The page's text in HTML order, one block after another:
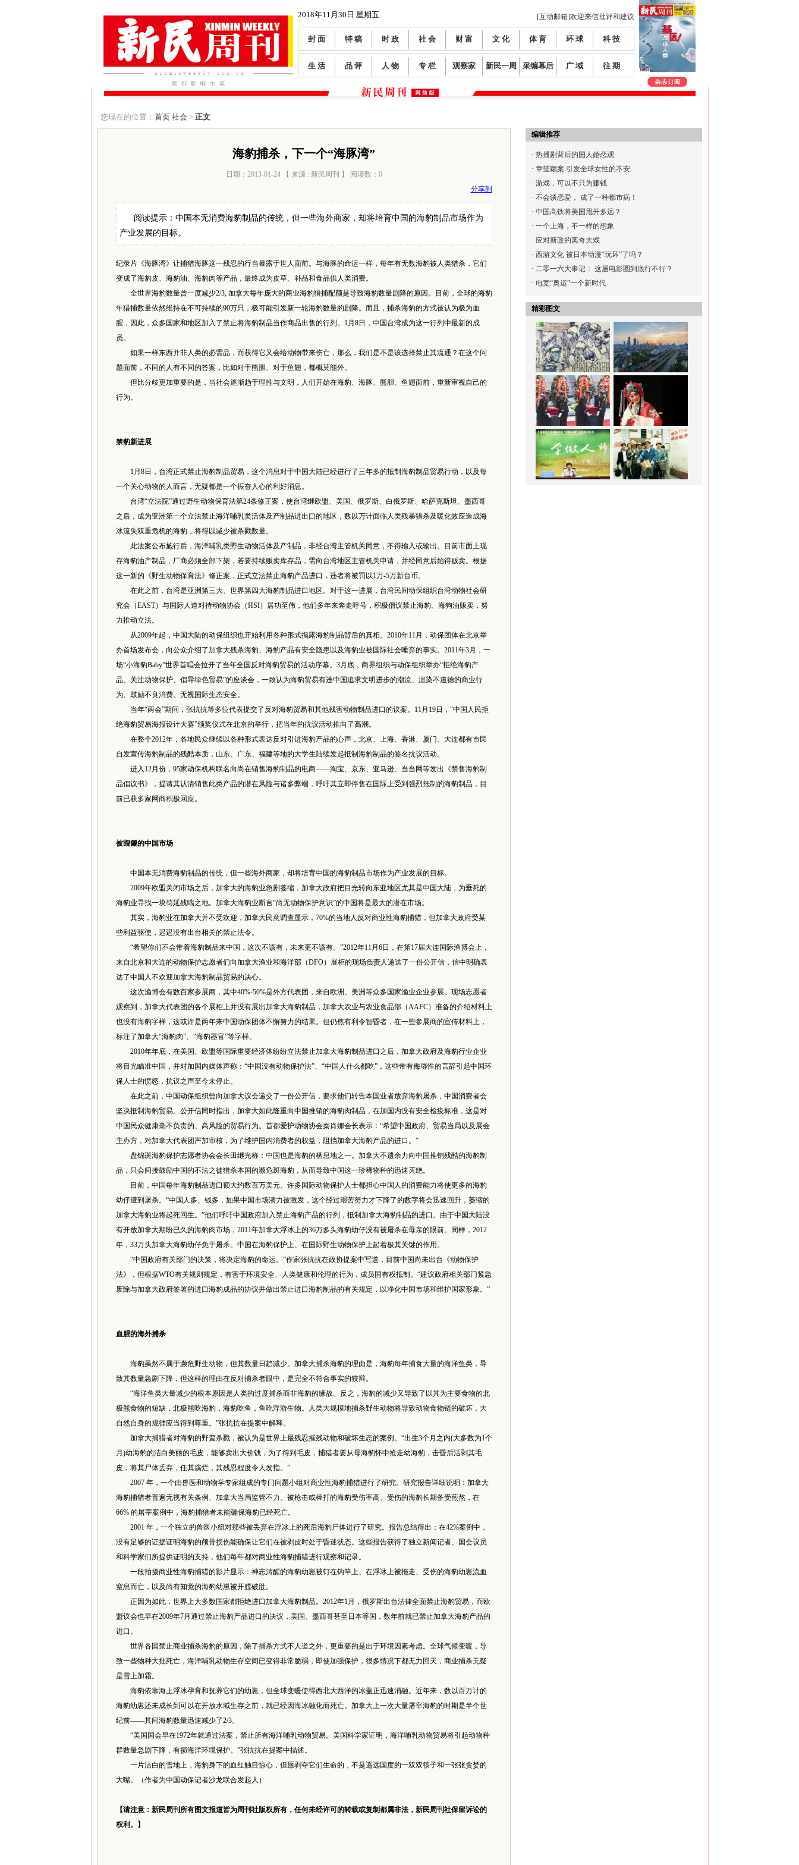
2018年11月30日 星期五 [互动邮箱]欢迎来信批评和建议
封 面 特 稿 时 政 社 会 财 富 文 化 体 育 环 球 科 技
生 活 品 评 人 物 专 栏 观察家 新民一周 采编幕后 广 域 往 期
您现在的位置： 首页 社会 > 正文
海豹捕杀，下一个“海豚湾”
日期：2013-01-24 【 来源 : 新民周刊 】 阅读数： 0
分享到
阅读提示：中国本无消费海豹制品的传统，但一些海外商家，却将培育中国的海豹制品市场作为
产业发展的目标。
纪录片《海豚湾》让捕猎海豚这一残忍的行当暴露于世人面前。与海豚的命运一样，每年有无数海豹被人类猎杀，它们
变成了海豹皮、海豹油、海豹肉等产品，最终成为皮草、补品和食品供人类消费。
全世界海豹数量曾一度减少2/3, 加拿大每年庞大的商业海豹猎捕配额是导致海豹数量剧降的原因。目前，全球的海豹
年猎捕数量依然维持在不可持续的90万只，极可能引发新一轮海豹数量的剧降。而且，捕杀海豹的方式被认为极为血
腥，因此，众多国家和地区加入了禁止将海豹制品当作商品出售的行列。1月8日，中国台湾成为这一行列中最新的成
员。
如果一样东西并非人类的必需品，而获得它又会给动物带来伤亡，那么，我们是不是该选择禁止其流通？在这个问
题面前，不同的人有不同的答案，比如对于熊胆、对于鱼翅，都概莫能外。
但比分歧更加重要的是，当社会逐渐趋于理性与文明，人们开始在海豹、海豚、熊胆、鱼翅面前，重新审视自己的
行为。
禁豹新进展
1月8日，台湾正式禁止海豹制品贸易，这个消息对于中国大陆已经进行了三年多的抵制海豹制品贸易行动，以及每
一个关心动物的人而言，无疑都是一个振奋人心的利好消息。
台湾“立法院”通过野生动物保育法第24条修正案，使台湾继欧盟、美国、俄罗斯、白俄罗斯、哈萨克斯坦、墨西哥
之后，成为亚洲第一个立法禁止海洋哺乳类活体及产制品进出口的地区，数以万计面临人类残暴猎杀及暖化效应造成海
冰流失双重危机的海豹，将得以减少被杀戮数量。
此法案公布施行后，海洋哺乳类野生动物活体及产制品，非经台湾主管机关同意，不得输入或输出。目前市面上现
存海豹油产制品，厂商必须全部下架，若要持续贩卖库存品，需向台湾地区主管机关申请，并经同意后始得贩卖。根据
这一新的《野生动物保育法》修正案，正式立法禁止海豹产品进口，违者将被罚以1万-5万新台币。
在此之前，台湾是亚洲第三大、世界第四大海豹制品进口地区。对于这一进展，台湾民间动保组织台湾动物社会研
究会（EAST）与国际人道对待动物协会（HSI）居功至伟，他们多年来奔走呼号，积极倡议禁止海豹、海狗油贩卖，努
力推动立法。
从2009年起，中国大陆的动保组织也开始利用各种形式揭露海豹制品背后的真相。2010年11月，动保团体在北京举
办首场发布会，向公众介绍了加拿大残杀海豹、海豹产品有安全隐患以及海豹业被国际社会唾弃的事实。2011年3月，一
场“小海豹Baby”世界首唱会拉开了当年全国反对海豹贸易的活动序幕。3月底，商界组织与动保组织举办“拒绝海豹产
品、关注动物保护、倡导绿色贸易”的座谈会，一致认为海豹贸易有违中国追求文明进步的潮流、渲染不道德的商业行
为、鼓励不良消费、无视国际生态安全。
当年“两会”期间，张抗抗等多位代表提交了反对海豹贸易和其他残害动物制品进口的议案。11月19日，“中国人民拒
绝海豹贸易海报设计大赛”颁奖仪式在北京的举行，把当年的抗议活动推向了高潮。
在整个2012年，各地民众继续以各种形式表达反对引进海豹产品的心声，北京、上海、香港、厦门、大连都有市民
自发宣传海豹制品的残酷本质，山东、广东、福建等地的大学生陆续发起抵制海豹制品的签名抗议活动。
进入12月份，95家动保机构联名向尚在销售海豹制品的电商——淘宝、京东、亚马逊、当当网等发出《禁售海豹制
品倡议书》，提请其认清销售此类产品的潜在风险与诸多弊端，呼吁其立即停售在国际上受到强烈抵制的海豹制品，目
前已获多家网商积极回应。
被觊觎的中国市场
中国本无消费海豹制品的传统，但一些海外商家，却将培育中国的海豹制品市场作为产业发展的目标。
2009年欧盟关闭市场之后，加拿大的海豹业急剧萎缩，加拿大政府把目光转向东亚地区尤其是中国大陆，为垂死的
海豹业寻找一块苟延残喘之地。加拿大海豹业断言“尚无动物保护意识”的中国将是最大的潜在市场。
其实，海豹业在加拿大并不受欢迎，加拿大民意调查显示，70%的当地人反对商业性海豹捕猎，但加拿大政府受某
些利益驱使，迟迟没有出台相关的禁止法令。
“希望你们不会带着海豹制品来中国，这次不该有，未来更不该有。”2012年11月6日，在第17届大连国际渔博会上，
来自北京和大连的动物保护志愿者们向加拿大渔业和海洋部（DFO）展柜的现场负责人递送了一份公开信，信中明确表
达了中国人不欢迎加拿大海豹制品贸易的决心。
这次渔博会有数百家参展商，其中40%-50%是外方代表团，来自欧洲、美洲等众多国家渔业企业参展。现场志愿者
观察到，加拿大代表团的各个展柜上并没有展出加拿大海豹制品，加拿大农业与农业食品部（AAFC）准备的介绍材料上
也没有海豹字样，这或许是两年来中国动保团体不懈努力的结果。但仍然有利令智昏者，在一些参展商的宣传材料上，
标注了加拿大“海豹肉”、“海豹器官”等字样。
2010年年底，在美国、欧盟等国际重要经济体纷纷立法禁止加拿大海豹制品进口之后，加拿大政府及海豹行业企业
将目光瞄准中国，并对加国内媒体声称：“中国没有动物保护法”、“中国人什么都吃”，这些带有侮辱性的言辞引起中国环
保人士的愤怒，抗议之声至今未停止。
在此之前，中国动保组织曾向加拿大议会递交了一份公开信，要求他们转告本国业者放弃海豹屠杀，中国消费者会
坚决抵制海豹贸易。公开信同时指出，加拿大如此隆重向中国推销的海豹肉制品，在加国内没有安全检疫标准，这是对
中国民众健康毫不负责的、高风险的贸易行为。首都爱护动物协会秦肖娜会长表示：“希望中国政府、贸易当局以及展会
主办方，对加拿大代表团严加审核，为了维护国内消费者的权益，阻挡加拿大海豹产品的进口。”
盘锦斑海豹保护志愿者协会会长田继光称：中国也是海豹的栖息地之一。加拿大不遗余力向中国推销残酷的海豹制
品，只会间接鼓励中国的不法之徒猎杀本国的濒危斑海豹，从而导致中国这一珍稀物种的迅速灭绝。
目前，中国每年海豹制品进口额大约数百万美元。许多国际动物保护人士都担心中国人的消费能力将使更多的海豹
幼仔遭到屠杀。“中国人多、钱多，如果中国市场潜力被激发，这个经过艰苦努力才下降了的数字将会迅速回升，萎缩的
加拿大海豹业将起死回生。”他们呼吁中国政府加入禁止海豹产品的行列，抵制加拿大海豹制品的进口。由于中国大陆没
有开放加拿大期盼已久的海豹肉市场，2011年加拿大浮冰上的36万多头海豹幼仔没有被屠杀在母亲的眼前。同样，2012
年，33万头加拿大海豹幼仔免于屠杀。中国在海豹保护上、在国际野生动物保护上起着极其关键的作用。
“中国政府有关部门的决策，将决定海豹的命运。”作家张抗抗在政协提案中写道，目前中国尚未出台《动物保护
法》，但根据WTO有关规则规定，有害于环境安全、人类健康和伦理的行为，成员国有权抵制。“建议政府相关部门紧急
废除与加拿大政府签署的进口海豹成品的协议并做出禁止进口海豹制品的有关规定，以净化中国市场和维护国家形象。”
血腥的海外捕杀
海豹虽然不属于濒危野生动物，但其数量日趋减少。加拿大捕杀海豹的理由是，海豹每年捕食大量的海洋鱼类，导
致其数量急剧下降，但这样的理由在反对捕杀者眼中，是完全不符合事实的狡辩。
“海洋鱼类大量减少的根本原因是人类的过度捕杀而非海豹的缘故。反之，海豹的减少又导致了以其为主要食物的北
极熊食物的短缺，北极熊吃海豹，海豹吃鱼，鱼吃浮游生物。人类大规模地捕杀野生动物将导致动物食物链的破坏，大
自然自身的规律应当得到尊重。”张抗抗在提案中解释。
加拿大捕猎者对海豹的野蛮杀戮，被认为是世界上最残忍摧残动物和破坏生态的案例。“出生3个月之内(大多数为1个
月)幼海豹的洁白美丽的毛皮，能够卖出大价钱，为了得到毛皮，捕猎者要从母海豹怀中抢走幼海豹，击昏后活剥其毛
皮，将其尸体丢弃，任其腐烂，其残忍程度令人发指。”
2007 年，一个由兽医和动物学专家组成的专门问题小组对商业性海豹捕猎进行了研究。研究报告详细说明：加拿大
海豹捕猎者普遍无视有关条例、加拿大当局监管不力、被枪击或棒打的海豹受伤率高、受伤的海豹长期备受煎熬，在
66% 的屠宰案例中，海豹捕猎者未能确保海豹已经死亡。
2001 年，一个独立的兽医小组对那些被丢弃在浮冰上的死后海豹尸体进行了研究。报告总结得出：在42%案例中，
没有足够的证据证明海豹的颅骨损伤能确保让它们在被剥皮时处于昏迷状态。这些报告获得了独立新闻记者、国会议员
和科学家们所提供证明的支持，他们每年都对商业性海豹捕猎进行观察和记录。
一段拍摄商业性海豹捕猎的影片显示：神志清醒的海豹幼崽被钉在钩竿上、在浮冰上被拖走、受伤的海豹幼崽流血
窒息而亡，以及尚有知觉的海豹幼崽被开膛破肚。
正因为如此，世界上大多数国家都拒绝进口加拿大海豹制品。2012年1月，俄罗斯出台法律全面禁止海豹贸易，而欧
盟议会也早在2009年7月通过禁止海豹产品进口的决议，美国、墨西哥甚至日本等国，数年前就已禁止加拿大海豹产品的
进口。
世界各国禁止商业捕杀海豹的原因，除了捕杀方式不人道之外，更重要的是出于环境因素考虑。全球气候变暖，导
致一些物种大批死亡，海洋哺乳动物生存空间已变得非常脆弱，即使加强保护，很多情况下都无力回天，商业捕杀无疑
是雪上加霜。
海豹依靠海上浮冰孕育和抚养它们的幼崽，但全球变暖使得西北大西洋的冰盖正迅速消融。近年来，数以百万计的
海豹幼崽还未成长到可以在开放水域生存之前，就已经因海冰融化而死亡。加拿大上一次大量屠宰海豹的时期是半个世
纪前——其间海豹数量迅速减少了2/3。
“美国国会早在1972年就通过法案，禁止所有海洋哺乳动物贸易。美国科学家证明，海洋哺乳动物贸易将引起动物种
群数量急剧下降，有损海洋环境保护。”张抗抗在提案中描述。
一片洁白的雪地上，海豹身下的血红触目惊心，但愿剥夺它们生命的，不是遥远国度的一双双筷子和一张张贪婪的
大嘴。（作者为中国动保记者沙龙联合发起人）
【请注意：新民周刊所有图文报道皆为周刊社版权所有，任何未经许可的转载或复制都属非法，新民周刊社保留诉讼的
权利。】
编辑推荐
· 热播剧背后的国人婚恋观
· 章莹颖案 引发全球女性的不安
· 游戏，可以不只为赚钱
· 不会谈恋爱， 成了一种都市病！
· 中国高铁将美国甩开多远？
· 一个上海，不一样的想象
· 应对新政的离奇大戏
· 西游文化 被日本动漫“玩坏”了吗？
· 二零一六大事记： 这届电影圈到底行不行？
· 电竞“奥运”一个新时代
精彩图文